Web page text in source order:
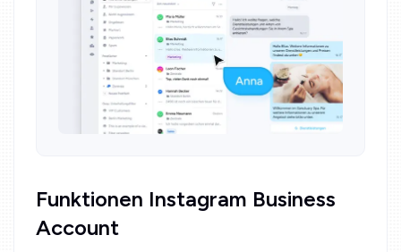
Funktionen Instagram Business
Account